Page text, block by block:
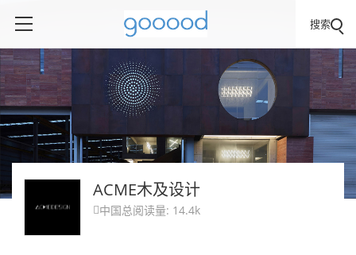
搜索
ACME木及设计
 中国总阅读量: 14.4k